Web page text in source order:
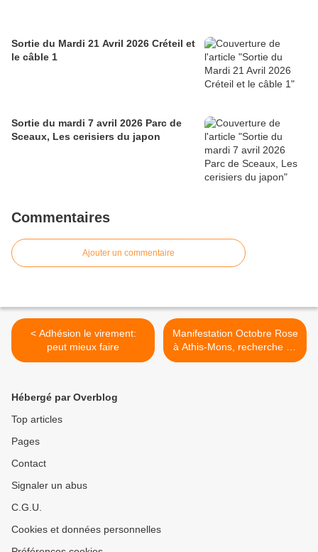
Sortie du Mardi 21 Avril 2026 Créteil et
le câble 1
Sortie du mardi 7 avril 2026 Parc de
Sceaux, Les cerisiers du japon
Commentaires
Ajouter un commentaire
< Adhésion le virement:
peut mieux faire
Manifestation Octobre Rose
à Athis-Mons, recherche de
volontaires >
Hébergé par Overblog
Top articles
Pages
Contact
Signaler un abus
C.G.U.
Cookies et données personnelles